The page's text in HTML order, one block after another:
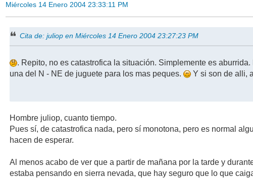
Miércoles 14 Enero 2004 23:33:11 PM
Cita de: juliop en Miércoles 14 Enero 2004 23:27:23 PM
. Repito, no es catastrofica la situación. Simplemente es
una del N - NE de juguete para los mas peques.
Y si son de alli,
Hombre juliop, cuanto tiempo.
Pues sí, de catastrofica nada, pero sí monotona, pero es normal
hacen de esperar.
Al menos acabo de ver que a partir de mañana por la tarde y
estaba pensando en sierra nevada, que hay seguro que lo que